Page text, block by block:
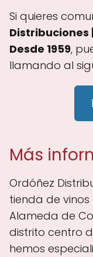
Si quieres
Distribuciones
Desde 1959,
llamando al
Más
Ordóñez
tienda de
Alameda de
distrito centro
hemos